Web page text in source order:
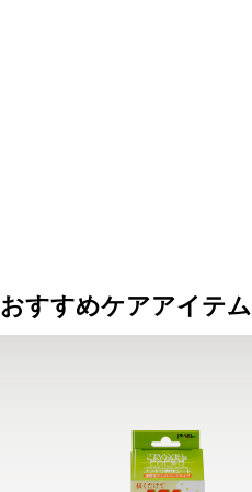
おすすめケアアイテム